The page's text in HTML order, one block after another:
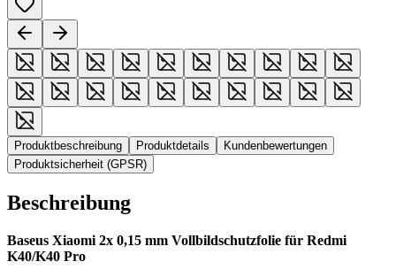
Produktbeschreibung Produktdetails
Kundenbewertungen
Produktsicherheit (GPSR)
Beschreibung
Baseus Xiaomi 2x 0,15 mm Vollbildschutzfolie für Redmi
K40/K40 Pro